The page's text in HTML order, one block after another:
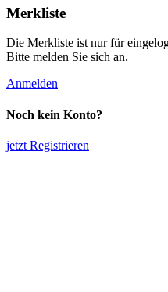
Merkliste
Die Merkliste ist nur für
Bitte melden Sie sich an.
Anmelden
Noch kein Konto?
jetzt Registrieren